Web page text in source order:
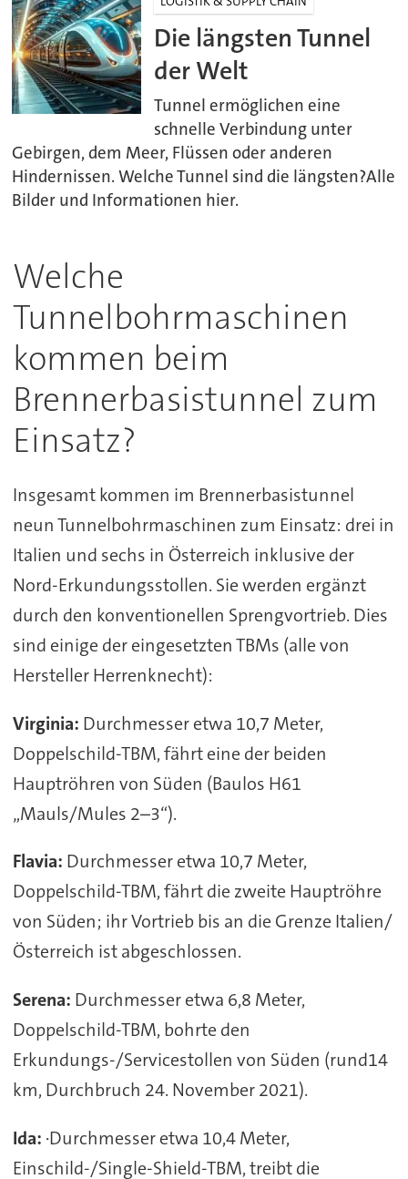
Die längsten Tunnel
der Welt
Tunnel ermöglichen eine
schnelle Verbindung unter
Gebirgen, dem Meer, Flüssen oder anderen
Hindernissen. Welche Tunnel sind die längsten?Alle
Bilder und Informationen hier.
Welche
Tunnelbohrmaschinen
kommen beim
Brennerbasistunnel zum
Einsatz?
Insgesamt kommen im Brennerbasistunnel
neun Tunnelbohrmaschinen zum Einsatz: drei in
Italien und sechs in Österreich inklusive der
Nord-Erkundungsstollen. Sie werden ergänzt
durch den konventionellen Sprengvortrieb. Dies
sind einige der eingesetzten TBMs (alle von
Hersteller Herrenknecht):
Virginia: Durchmesser etwa 10,7 Meter,
Doppelschild-TBM, fährt eine der beiden
Hauptröhren von Süden (Baulos H61
„Mauls/Mules 2–3“).
Flavia: Durchmesser etwa 10,7 Meter,
Doppelschild-TBM, fährt die zweite Hauptröhre
von Süden; ihr Vortrieb bis an die Grenze Italien/
Österreich ist abgeschlossen.
Serena: Durchmesser etwa 6,8 Meter,
Doppelschild-TBM, bohrte den
Erkundungs-/Servicestollen von Süden (rund14
km, Durchbruch 24. November 2021).
Ida: ·Durchmesser etwa 10,4 Meter,
Einschild-/Single-Shield-TBM, treibt die